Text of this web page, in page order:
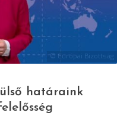
© Európai Bizottság
határaink